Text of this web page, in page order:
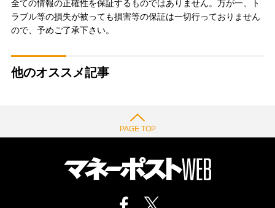
全ての情報の正確性を保証するものではありません。万が一、ト
ラブル等の損失が被っても損害等の保証は一切行っておりません
ので、予めご了承下さい。
他のオススメ記事
PAGE TOP